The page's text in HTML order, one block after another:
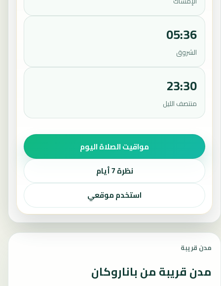
05:36
الشروق
23:30
منتصف الليل
مواقيت الصلاة اليوم
نظرة 7 أيام
استخدم موقعي
مدن قريبة
مدن قريبة من باناروكان